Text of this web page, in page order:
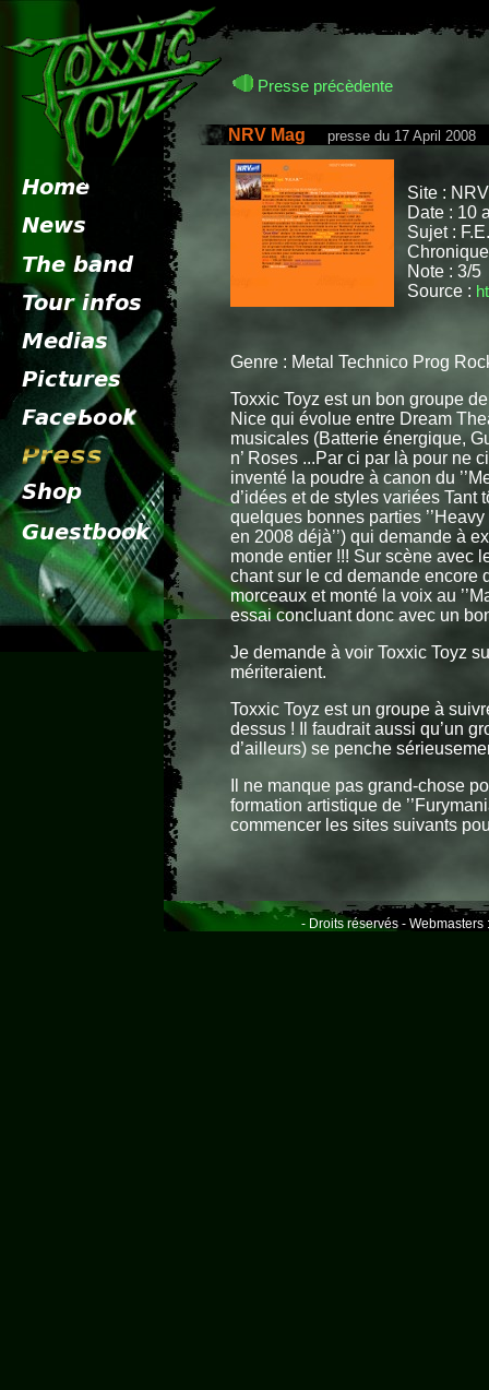
Presse précèdente
NRV Mag presse du 17 April 2008
Site :
Date : 10
Sujet :
Note : 3/5
Source :
Genre : Metal Technico Prog
Toxxic Toyz est un bon groupe
Nice qui évolue entre Dream
musicales (Batterie énergique,
n’ Roses ...Par ci par là pour ne
inventé la poudre à canon du
d’idées et de styles variées Tant
quelques bonnes parties
en 2008 déjà’’) qui demande à
monde entier !!! Sur scène avec
chant sur le cd demande encore
morceaux et monté la voix au
essai concluant donc avec un
Je demande à voir Toxxic Toyz
mériteraient.
Toxxic Toyz est un groupe à
dessus ! Il faudrait aussi qu’un
d’ailleurs) se penche
Il ne manque pas grand-chose
formation artistique de
commencer les sites suivants
- Droits réservés - Webmasters